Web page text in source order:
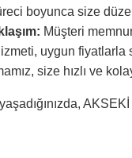
boyunca size
Müşteri
uygun fiyatlarla
size hızlı ve